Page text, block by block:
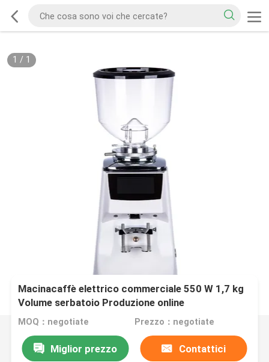
1 / 1
Macinacaffè elettrico commerciale 550 W 1,7 kg
Volume serbatoio Produzione online
MOQ：negotiate Prezzo：negotiate
Miglior prezzo Contattici